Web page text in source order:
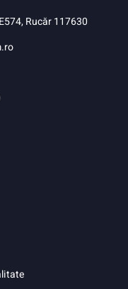
Rucăr 117630